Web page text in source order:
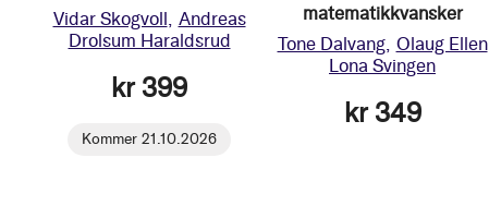
Vidar Skogvoll Andreas
Drolsum Haraldsrud
kr 399
Kommer 21.10.2026
matematikkvansker
Tone Dalvang Olaug Ellen
Lona Svingen
kr 349